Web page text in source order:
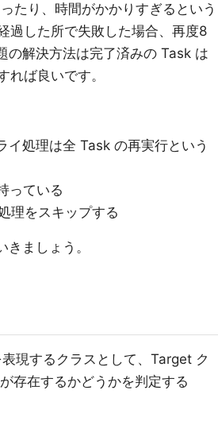
たり、時間がかかりすぎるという
過した所で失敗した場合、再度8
の解決方法は完了済みの Task は
ば良いです。
処理は全 Task の再実行という
っている
理をスキップする
ましょう。
現するクラスとして、Target ク
存在するかどうかを判定する